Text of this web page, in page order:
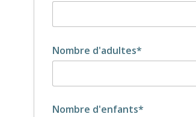
Nombre d'adultes*
Nombre d'enfants*